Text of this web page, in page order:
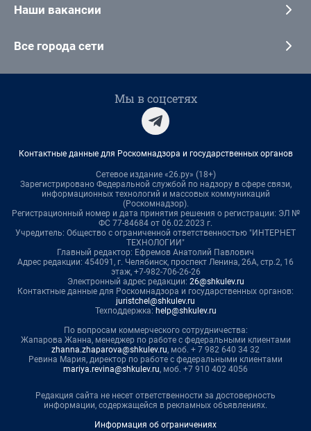
Наши вакансии
Все города сети
Мы в соцсетях
Контактные данные для Роскомнадзора и государственных органов
Сетевое издание «26.ру» (18+)
Зарегистрировано Федеральной службой по надзору в сфере связи,
информационных технологий и массовых коммуникаций
(Роскомнадзор).
Регистрационный номер и дата принятия решения о регистрации: ЭЛ №
ФС 77-84684 от 06.02.2023 г.
Учредитель: Общество с ограниченной ответственностью "ИНТЕРНЕТ
ТЕХНОЛОГИИ"
Главный редактор: Ефремов Анатолий Павлович
Адрес редакции: 454091, г. Челябинск, проспект Ленина, 26А, стр.2, 16
этаж, +7-982-706-26-26
Электронный адрес редакции: 26@shkulev.ru
Контактные данные для Роскомнадзора и государственных органов:
juristchel@shkulev.ru
Техподдержка: help@shkulev.ru
По вопросам коммерческого сотрудничества:
Жапарова Жанна, менеджер по работе с федеральными клиентами
zhanna.zhaparova@shkulev.ru, моб. + 7 982 640 34 32
Ревина Мария, директор по работе с федеральными клиентами
mariya.revina@shkulev.ru, моб. +7 910 402 4056
Редакция сайта не несет ответственности за достоверность
информации, содержащейся в рекламных объявлениях.
Информация об ограничениях